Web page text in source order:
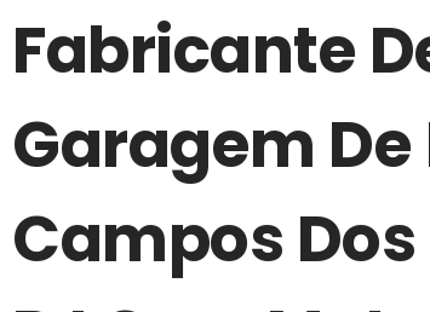
Fabricante
Garagem De
Campos